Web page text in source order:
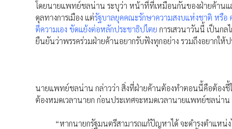
โดยนายแพทย์ชลน่าน ระบุว่า หน้าที่ที่เหมือนกันของฝ่ายค้านแ
ดุลทางการเมือง แต่รัฐบาลยุคคณะรักษาความสงบแห่งชาติ หรื
ตีความเอง ขัดแย้งต่อหลักประชาธิปไตย การเสวนาวันนี้ เป็นกล
ยืนยันว่าพรรคร่วมฝ่ายค้านอยากรับฟังทุกอย่าง รวมถึงอยากให้
นายแพทย์ชลน่าน กล่าวว่า สิ่งที่ฝ่ายค้านต้องทำตอนนี้คือต้องชี้
ต้องหมดเวลานายก ก่อนประเทศจะหมดเวลานายแพทย์ชลน่าน
“หากนายกรัฐมนตรีสามารถแก้ปัญหาได้ จะดำรงตำแหน่